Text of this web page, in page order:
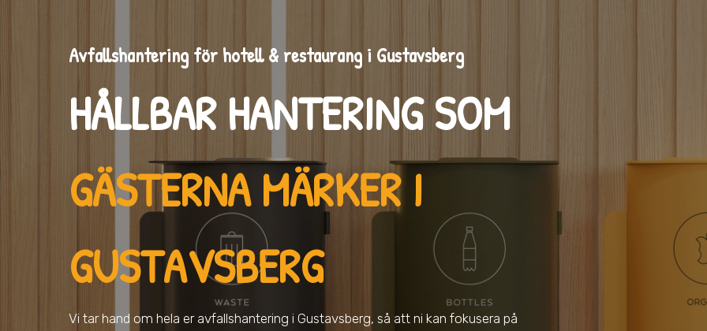
Avfallshantering för hotell & restaurang i Gustavsberg
HÅLLBAR HANTERING SOM
GÄSTERNA MÄRKER I
GUSTAVSBERG
Vi tar hand om hela er avfallshantering i Gustavsberg, så att ni kan fokusera på